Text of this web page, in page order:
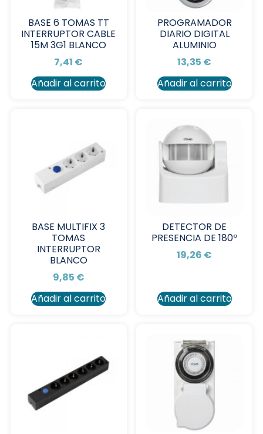
BASE 6 TOMAS TT
INTERRUPTOR CABLE
15M 3G1 BLANCO
7,41 €
Añadir al carrito
PROGRAMADOR
DIARIO DIGITAL
ALUMINIO
13,35 €
Añadir al carrito
BASE MULTIFIX 3
TOMAS
INTERRUPTOR
BLANCO
9,85 €
Añadir al carrito
DETECTOR DE
PRESENCIA DE 180º
19,26 €
Añadir al carrito